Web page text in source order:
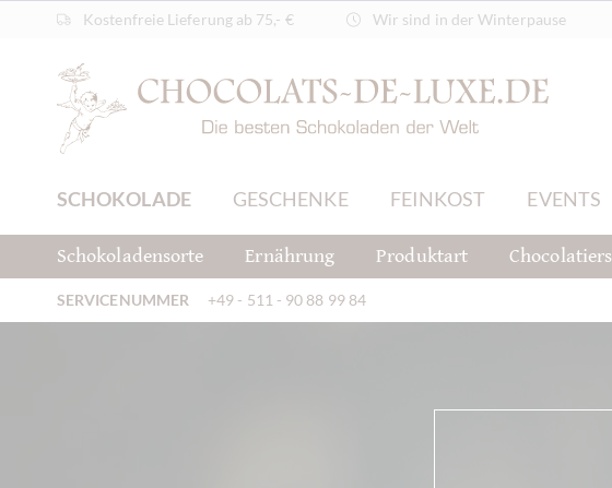
Kostenfreie Lieferung ab 75,- € Wir sind in der Winterpause
SCHOKOLADE GESCHENKE FEINKOST EVENTS
Schokoladensorte Ernährung Produktart Chocolatiers
SERVICENUMMER +49 - 511 - 90 88 99 84